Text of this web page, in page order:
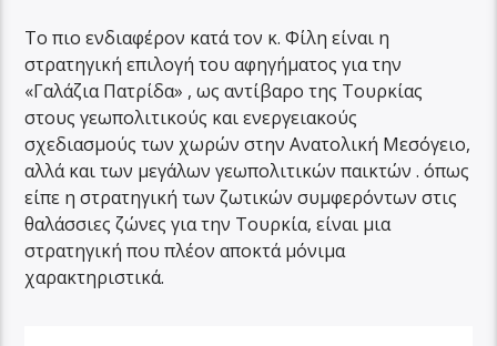
Το πιο ενδιαφέρον κατά τον κ. Φίλη είναι η
στρατηγική επιλογή του αφηγήματος για την
«Γαλάζια Πατρίδα» , ως αντίβαρο της Τουρκίας
στους γεωπολιτικούς και ενεργειακούς
σχεδιασμούς των χωρών στην Ανατολική Μεσόγειο,
αλλά και των μεγάλων γεωπολιτικών παικτών . όπως
είπε η στρατηγική των ζωτικών συμφερόντων στις
θαλάσσιες ζώνες για την Τουρκία, είναι μια
στρατηγική που πλέον αποκτά μόνιμα
χαρακτηριστικά.